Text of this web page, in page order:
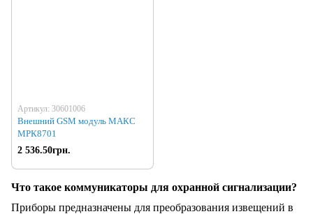
Артикул: 30601006
Внешний GSM модуль МАКС
МРК8701
2 536.50грн.
Что такое коммуникаторы для охранной сигнализации?
Приборы предназначены для преобразования извещений в